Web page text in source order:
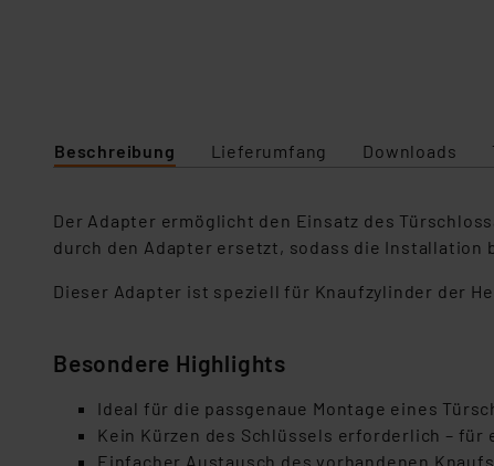
Beschreibung Lieferumfang Downloads
Der Adapter ermöglicht den Einsatz des
durch den Adapter ersetzt, sodass die Installation
Dieser Adapter ist speziell für Knaufzylinder der
Besondere Highlights
Ideal für die passgenaue Montage eines
Kein Kürzen des Schlüssels erforderlich –
Einfacher Austausch des vorhandenen